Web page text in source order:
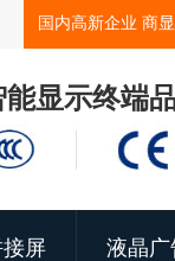
国内高新企业 商
能显示终端
屏 液晶广